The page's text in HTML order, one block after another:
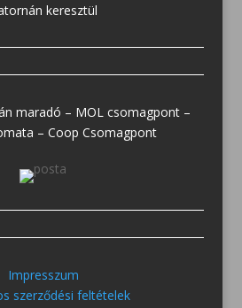
keresztül
maradó – MOL csomagpont –
– Coop Csomagpont
Impresszum
szerződési feltételek